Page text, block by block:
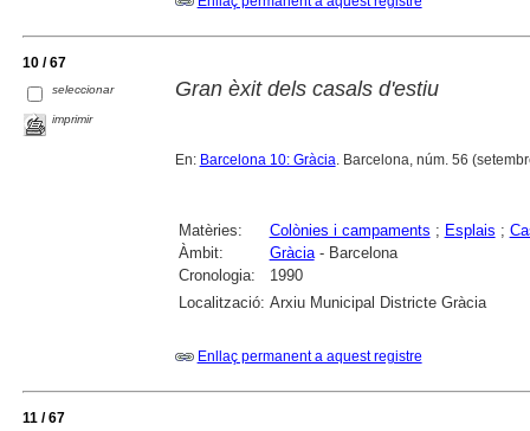
10 / 67
seleccionar
imprimir
Gran èxit dels casals d'estiu
En: Barcelona 10: Gràcia. Barcelona, núm. 56
Matèries: Colònies i campaments ; Esplais ;
Àmbit:
Gràcia- Barcelona
Cronologia:
1990
Localització: Arxiu Municipal Districte Gràcia
Enllaç permanent a aquest registre
11 / 67